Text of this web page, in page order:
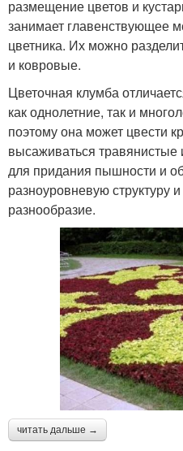
размещение цветов и
занимает главенствующее
цветника. Их можно
и ковровые.
Цветочная клумба
как однолетние, так и
поэтому она может цвести
высаживаться
для придания пышности и
разноуровневую структуру
разнообразие.
читать дальше →